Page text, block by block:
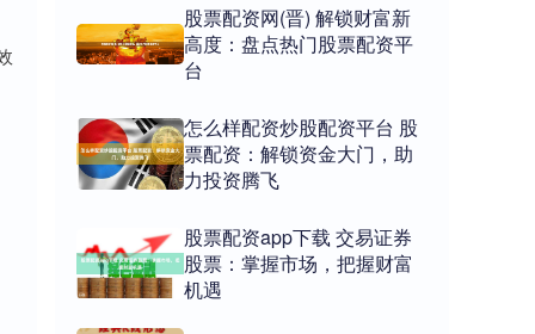
股票配资网(晋) 解锁财富新
高度：盘点热门股票配资平
台
怎么样配资炒股配资平台 股
票配资：解锁资金大门，助
力投资腾飞
股票配资app下载 交易证券
股票：掌握市场，把握财富
机遇